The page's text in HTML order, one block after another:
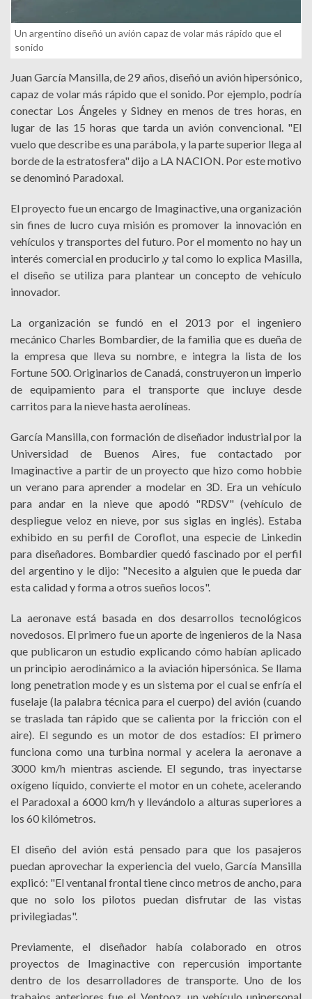
Un argentino diseñó un avión capaz de volar más rápido que el
sonido
Juan García Mansilla, de 29 años, diseñó un avión hipersónico,
capaz de volar más rápido que el sonido. Por ejemplo, podría
conectar Los Ángeles y Sidney en menos de tres horas, en
lugar de las 15 horas que tarda un avión convencional. "El
vuelo que describe es una parábola, y la parte superior llega al
borde de la estratosfera" dijo a LA NACION. Por este motivo
se denominó Paradoxal.
El proyecto fue un encargo de Imaginactive, una organización
sin fines de lucro cuya misión es promover la innovación en
vehículos y transportes del futuro. Por el momento no hay un
interés comercial en producirlo ,y tal como lo explica Masilla,
el diseño se utiliza para plantear un concepto de vehículo
innovador.
La organización se fundó en el 2013 por el ingeniero
mecánico Charles Bombardier, de la familia que es dueña de
la empresa que lleva su nombre, e integra la lista de los
Fortune 500. Originarios de Canadá, construyeron un imperio
de equipamiento para el transporte que incluye desde
carritos para la nieve hasta aerolíneas.
García Mansilla, con formación de diseñador industrial por la
Universidad de Buenos Aires, fue contactado por
Imaginactive a partir de un proyecto que hizo como hobbie
un verano para aprender a modelar en 3D. Era un vehículo
para andar en la nieve que apodó "RDSV" (vehículo de
despliegue veloz en nieve, por sus siglas en inglés). Estaba
exhibido en su perfil de Coroflot, una especie de Linkedin
para diseñadores. Bombardier quedó fascinado por el perfil
del argentino y le dijo: "Necesito a alguien que le pueda dar
esta calidad y forma a otros sueños locos".
La aeronave está basada en dos desarrollos tecnológicos
novedosos. El primero fue un aporte de ingenieros de la Nasa
que publicaron un estudio explicando cómo habían aplicado
un principio aerodinámico a la aviación hipersónica. Se llama
long penetration mode y es un sistema por el cual se enfría el
fuselaje (la palabra técnica para el cuerpo) del avión (cuando
se traslada tan rápido que se calienta por la fricción con el
aire). El segundo es un motor de dos estadíos: El primero
funciona como una turbina normal y acelera la aeronave a
3000 km/h mientras asciende. El segundo, tras inyectarse
oxígeno líquido, convierte el motor en un cohete, acelerando
el Paradoxal a 6000 km/h y llevándolo a alturas superiores a
los 60 kilómetros.
El diseño del avión está pensado para que los pasajeros
puedan aprovechar la experiencia del vuelo, García Mansilla
explicó: "El ventanal frontal tiene cinco metros de ancho, para
que no solo los pilotos puedan disfrutar de las vistas
privilegiadas".
Previamente, el diseñador había colaborado en otros
proyectos de Imaginactive con repercusión importante
dentro de los desarrolladores de transporte. Uno de los